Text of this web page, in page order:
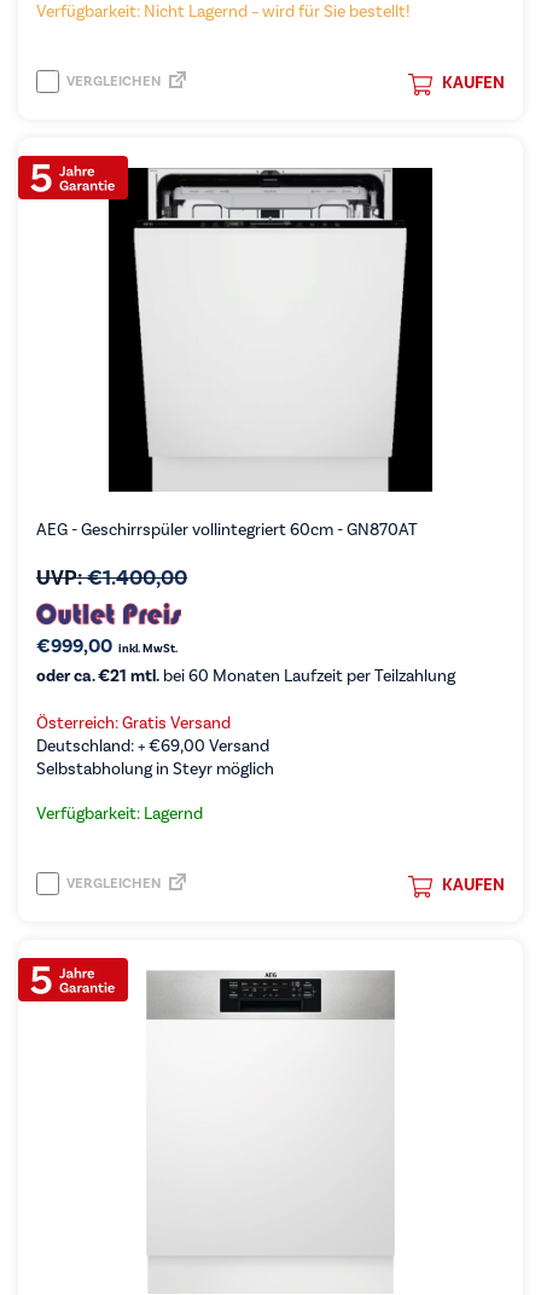
Verfügbarkeit: Nicht Lagernd – wird für Sie bestellt!
KAUFEN
VERGLEICHEN
AEG - Geschirrspüler vollintegriert 60cm - GN870AT
UVP:€1.400,00
€999,00 inkl. MwSt.
oder ca. €21 mtl. bei 60 Monaten Laufzeit per Teilzahlung
Österreich: Gratis Versand
Deutschland: +€69,00 Versand
Selbstabholung in Steyr möglich
Verfügbarkeit: Lagernd
KAUFEN
VERGLEICHEN